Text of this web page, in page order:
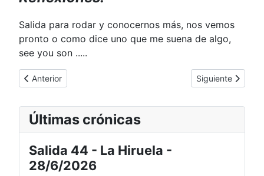
Salida para rodar y conocernos más, nos vemos
pronto o como dice uno que me suena de algo,
see you son .....
Artículo anterior: 16_02_2025. Brevet 200 km por la Alcarria.
Anterior Artículo
Siguiente
Últimas crónicas
Salida 44 - La Hiruela -
28/6/2026